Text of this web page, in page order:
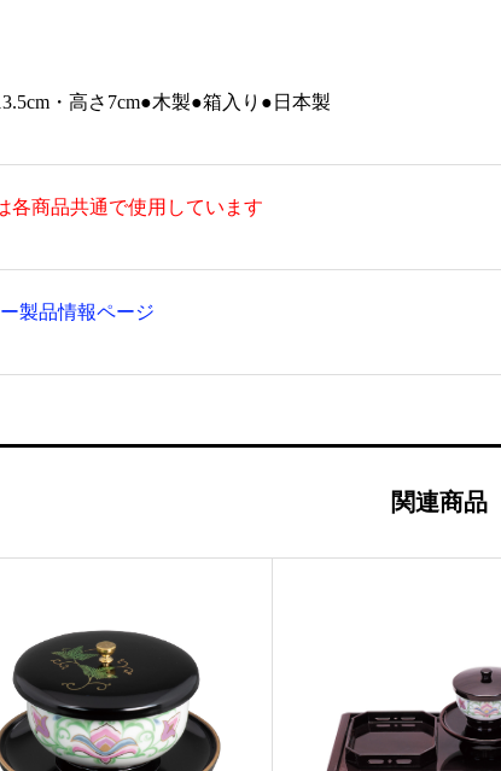
・高さ7cm●木製●箱入り●日本製
各商品共通で使用しています
製品情報ページ
関連商品